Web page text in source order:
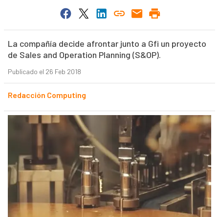
La compañía decide afrontar junto a Gfi un proyecto
de Sales and Operation Planning (S&OP).
Publicado el 26 Feb 2018
Redacción Computing